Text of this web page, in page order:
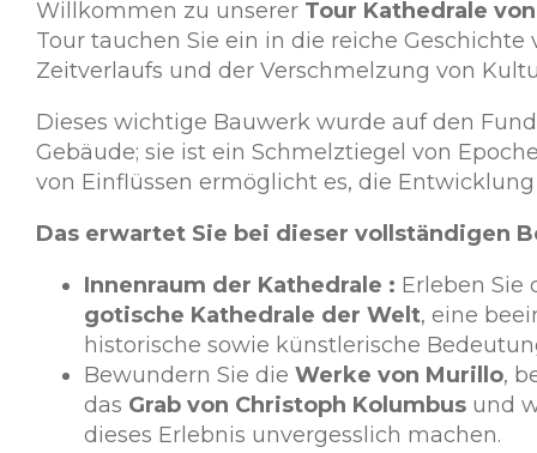
Willkommen zu unserer Tour Kathedrale
Tour tauchen Sie ein in die reiche
Zeitverlaufs und der Verschmelzung von
Dieses wichtige Bauwerk wurde auf den
Gebäude; sie ist ein Schmelztiegel von
von Einflüssen ermöglicht es, die
Das erwartet Sie bei dieser vollständigen
Innenraum der Kathedrale : Erleben Sie
gotische Kathedrale der Welt, eine
historische sowie künstlerische
Bewundern Sie die Werke von Murillo,
das Grab von Christoph Kolumbusund
dieses Erlebnis unvergesslich machen.